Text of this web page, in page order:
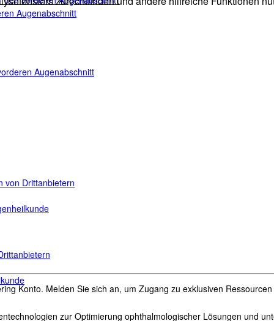
von Drittanbietern
Konto. Melden Sie sich an, um Zugang zu exklusiven
Augenabschnitt
Augenabschnitt
zur Optimierung ophthalmologischer Lösungen und